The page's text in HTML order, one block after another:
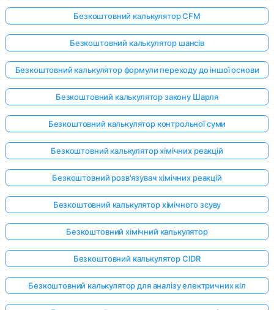
Безкоштовний калькулятор CFM
Безкоштовний калькулятор шансів
Безкоштовний калькулятор формули переходу до іншої основи
Безкоштовний калькулятор закону Шарля
Безкоштовний калькулятор контрольної суми
Безкоштовний калькулятор хімічних реакцій
Безкоштовний розв'язувач хімічних реакцій
Безкоштовний калькулятор хімічного зсуву
Безкоштовний хімічний калькулятор
Безкоштовний калькулятор CIDR
Безкоштовний калькулятор для аналізу електричних кіл